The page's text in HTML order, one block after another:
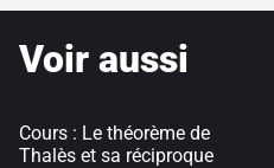
Voir aussi
Cours : Le théorème de
Thalès et sa réciproque